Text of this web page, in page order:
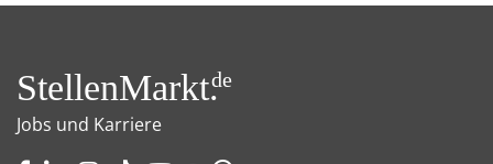
StellenMarkt.de
Jobs und Karriere